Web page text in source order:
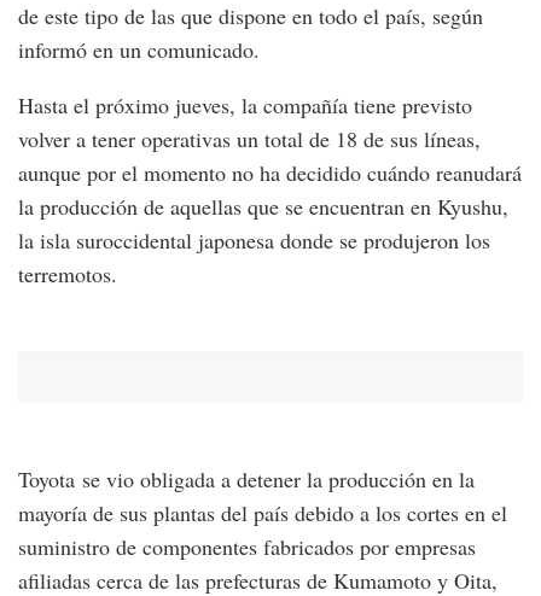
de este tipo de las que dispone en todo el país, según
informó en un comunicado.
Hasta el próximo jueves, la compañía tiene previsto
volver a tener operativas un total de 18 de sus líneas,
aunque por el momento no ha decidido cuándo reanudará
la producción de aquellas que se encuentran en Kyushu,
la isla suroccidental japonesa donde se produjeron los
terremotos.
Toyota se vio obligada a detener la producción en la
mayoría de sus plantas del país debido a los cortes en el
suministro de componentes fabricados por empresas
afiliadas cerca de las prefecturas de Kumamoto y Oita,